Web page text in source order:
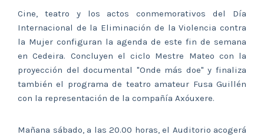
Cine, teatro y los actos conmemorativos del Día
Internacional de la Eliminación de la Violencia contra
la Mujer configuran la agenda de este fin de semana
en Cedeira. Concluyen el ciclo Mestre Mateo con la
proyección del documental "Onde más doe" y finaliza
también el programa de teatro amateur Fusa Guillén
con la representación de la compañía Axóuxere.
Mañana sábado, a las 20.00 horas, el Auditorio acogerá